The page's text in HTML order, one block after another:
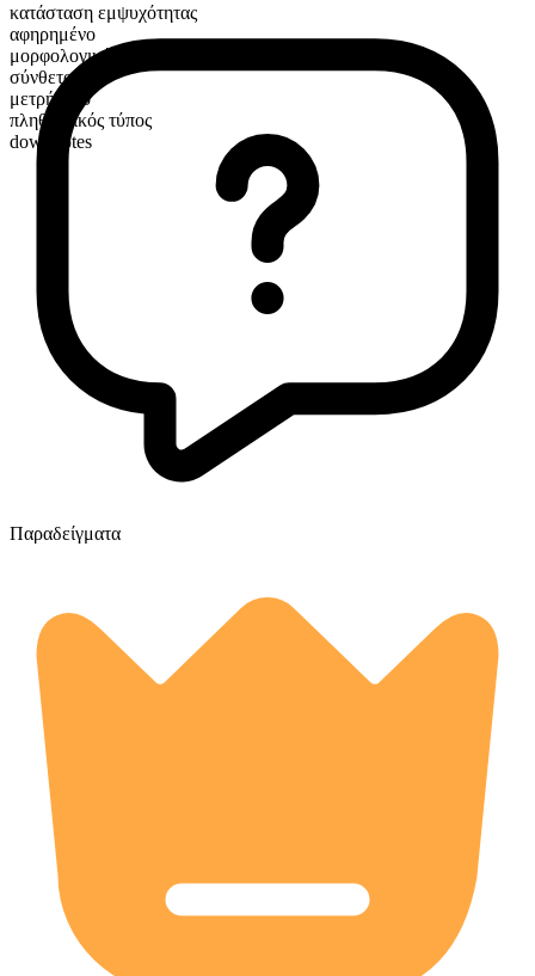
κατάσταση εμψυχότητας
αφηρημένο
μορφολογική σύνθεση
σύνθετο
μετρήσιμο
πληθυντικός τύπος
downvotes
Παραδείγματα